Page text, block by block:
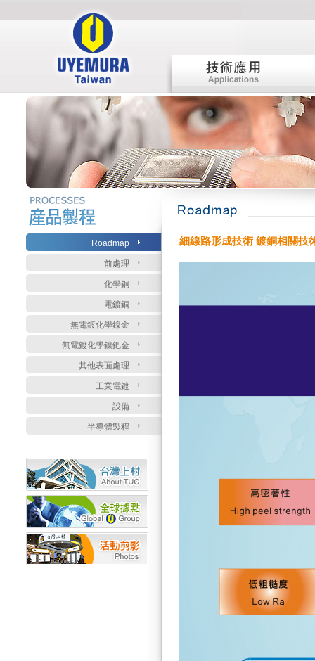
Roadmap
前處理
化學銅
電鍍銅
無電鍍化學鎳金
無電鍍化學鎳鈀金
其他表面處理
工業電鍍
設備
半導體製程
細線路形成技術 鍍銅相關技